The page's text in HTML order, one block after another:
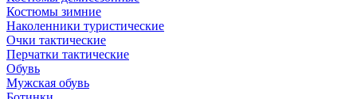
Костюмы зимние
Наколенники туристические
Очки тактические
Перчатки тактические
Обувь
Мужская обувь